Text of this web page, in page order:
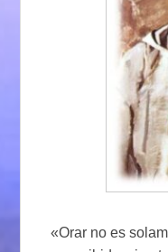
«Orar no es